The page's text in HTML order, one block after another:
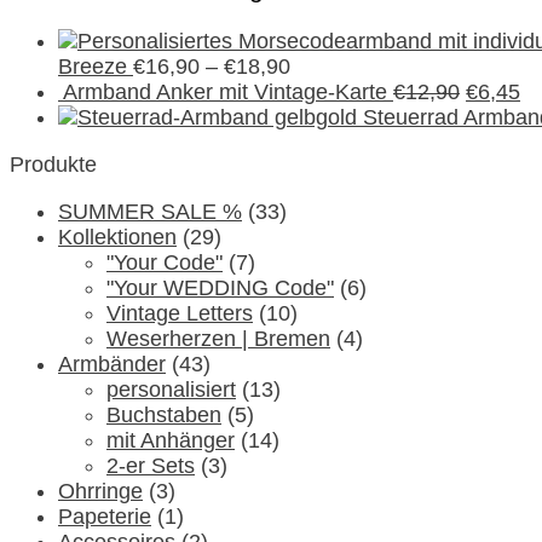
Schmuckkarte
Menge
Breeze €16,90 – €18,90
Armband Anker mit Vintage-Karte €12,90 €6,45
Steuerrad
Produkte
SUMMER SALE % (33)
Kollektionen (29)
"Your Code" (7)
"Your WEDDING Code" (6)
Vintage Letters (10)
Weserherzen | Bremen (4)
Armbänder (43)
personalisiert (13)
Buchstaben (5)
mit Anhänger (14)
2-er Sets (3)
Ohrringe (3)
Papeterie (1)